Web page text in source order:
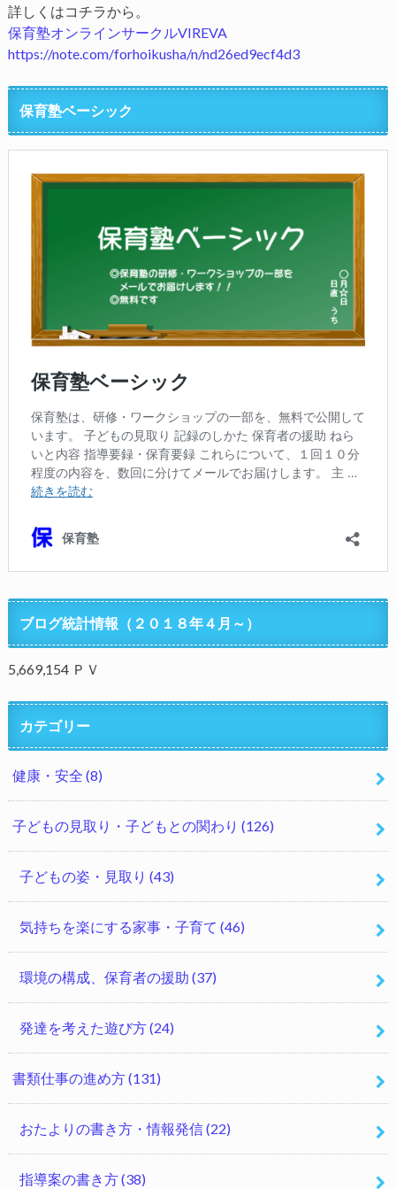
詳しくはコチラから。
保育塾オンラインサークルVIREVA
https://note.com/forhoikusha/n/nd26ed9ecf4d3
保育塾ベーシック
ブログ統計情報（２０１８年４月～）
5,669,154 ＰＶ
カテゴリー
健康・安全 (8)
子どもの見取り・子どもとの関わり (126)
子どもの姿・見取り (43)
気持ちを楽にする家事・子育て (46)
環境の構成、保育者の援助 (37)
発達を考えた遊び方(24)
書類仕事の進め方(131)
おたよりの書き方・情報発信(22)
指導案の書き方(38)